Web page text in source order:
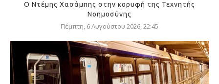
Ο Ντέμης Χασάμπης στην κορυφή της Τεχνητής
Νοημοσύνης
Πέμπτη, 6 Αυγούστου 2026, 22:45